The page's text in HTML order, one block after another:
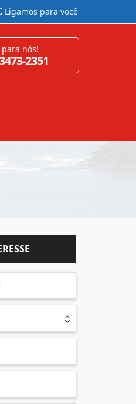
Ligamos para você
nós!
2351